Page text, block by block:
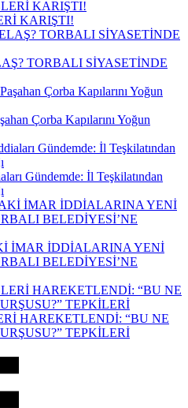
KARIŞTI!
TORBALI SİYASETİNDE
Çorba Kapılarını Yoğun
Gündemde: İl Teşkilatından
İMAR İDDİALARINA YENİ
BELEDİYESİ’NE
HAREKETLENDİ: “BU NE
TEPKİLERİ